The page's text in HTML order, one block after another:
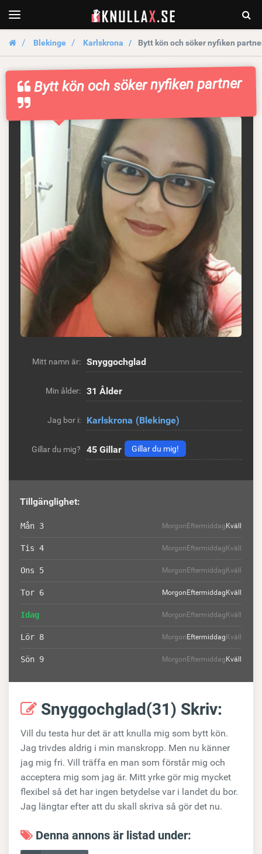
navigation
KnullaX.se
Blekinge Karlskrona Bytt kön och söker nyfiken
Bytt kön och söker nyfiken partner
Mitt namn är: Snyggochglad
Min ålder: 31 Ålder
Jag bor i: Karlskrona (Blekinge)
Gillar du mig? 45Gillar Gillar du mig!
Tillgänglighet:
Mån 3 MorgonEftermiddagKväll
Tis 4 MorgonEftermiddagKväll
Ons 5 MorgonEftermiddagKväll
Tor 6 MorgonEftermiddagKväll
Idag MorgonEftermiddagKväll
Lör 8 MorgonEftermiddagKväll
Sön 9 MorgonEftermiddagKväll
Snyggochglad(31) Skriv:
Vill du testa hur det är att knulla mig som bytt kön.
Jag trivdes aldrig i min manskropp. Men nu känner
jag mig fri. Vill träffa en man som förstår mig och
acceptera mig som jag är. Mitt yrke gör mig mycket
flexibel så det har ingen betydelse var i landet du bor.
Jag längtar efter att du skall skriva så gör det nu.
Denna annons är listad under: